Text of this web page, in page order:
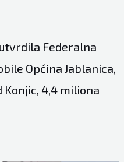
Federalna
Općina Jablanica,
Konjic, 4,4 miliona